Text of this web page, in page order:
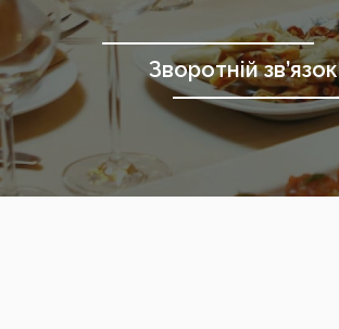
Зворотній зв’язок